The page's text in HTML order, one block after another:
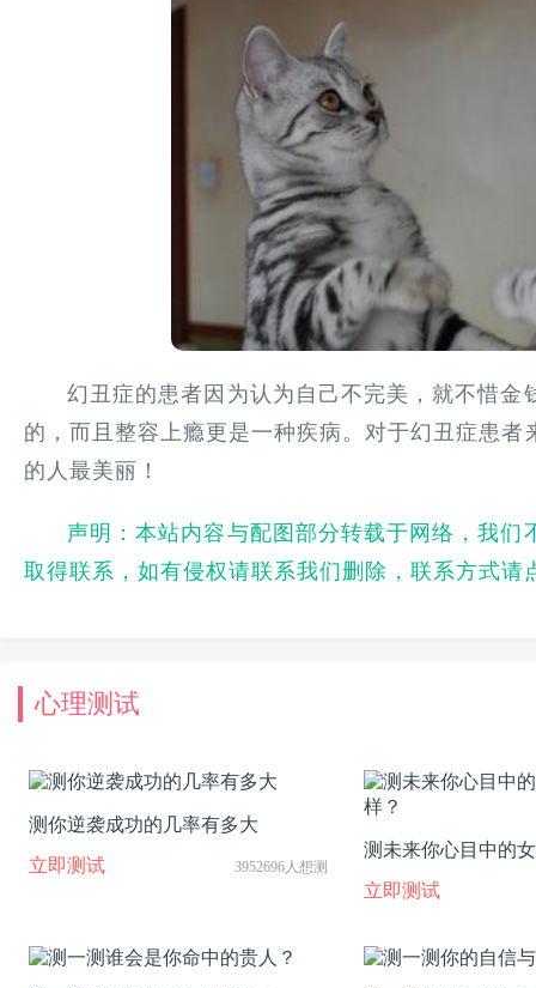
幻丑症的患者因为认为自己不完美，就不惜
的，而且整容上瘾更是一种疾病。对于幻丑症患
的人最美丽！
声明：本站内容与配图部分转载于网络，我
取得联系，如有侵权请联系我们删除，联系方式请
心理测试
测你逆袭成功的几率有多大
立即测试
3952696人想测
测未来你心目中的
立即测试